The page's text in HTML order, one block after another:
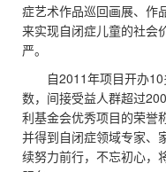
症艺术作品巡回画展、作
来实现自闭症儿童的社会
严。
自2011年项目开办
数，间接受益人群超过
利基金会优秀项目的荣誉
并得到自闭症领域专家、
续努力前行，不忘初心，